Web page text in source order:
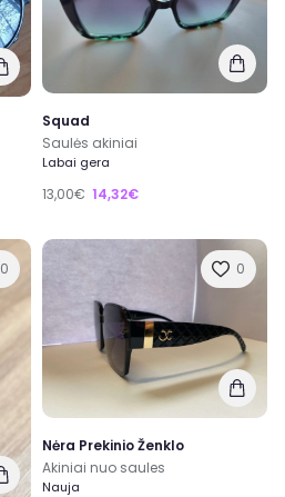
Squad
Saulės akiniai
Labai gera
13,00€ 14,32€
0 0
Nėra Prekinio Ženklo
Akiniai nuo saules
Nauja